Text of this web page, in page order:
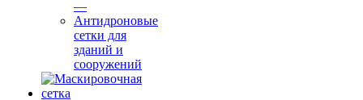
—
Антидроновые
сетки для
зданий и
сооружений